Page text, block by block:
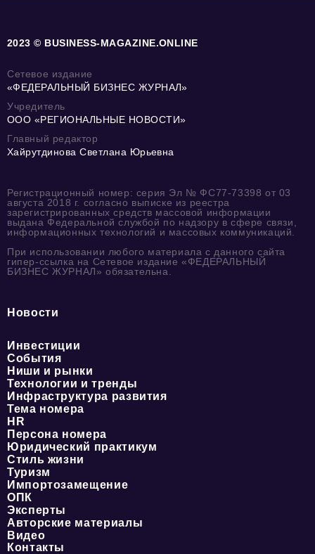
2023 © BUSINESS-MAGAZINE.ONLINE
Сетевое издание
«ФЕДЕРАЛЬНЫЙ БИЗНЕС ЖУРНАЛ»
Учредитель
ООО «РЕГИОНАЛЬНЫЕ НОВОСТИ»
Главный редактор
Хайрутдинова Светлана Юрьевна
Регистрационный номер: серия Эл № ФС77-73398 от 03
августа 2018 г. согласно выписке из реестра
зарегистрированных средств массовой информации
выдана Федеральной службой по надзору в сфере связи,
информационных технологий и массовых коммуникаций.
При использовании любого материала с данного сайта
гипер-ссылка на Сетевое издание «ФЕДЕРАЛЬНЫЙ
БИЗНЕС ЖУРНАЛ» обязательна.
Новости
Инвестиции
События
Ниши и рынки
Технологии и тренды
Инфраструктура развития
Тема номера
HR
Персона номера
Юридический практикум
Стиль жизни
Туризм
Импортозамещение
ОПК
Эксперты
Авторские материалы
Видео
Контакты